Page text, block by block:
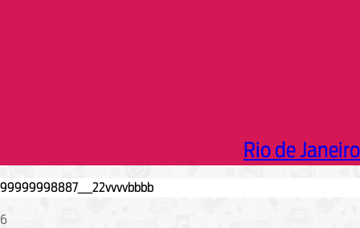
Rio de Janeiro
6